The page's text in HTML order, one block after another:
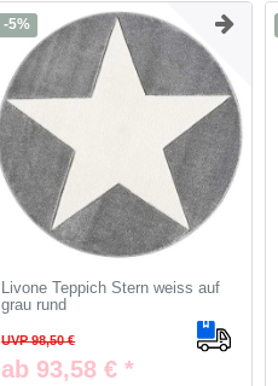
-5%
Livone Teppich Stern weiss auf
grau rund
UVP 98,50 €
ab 93,58 € *